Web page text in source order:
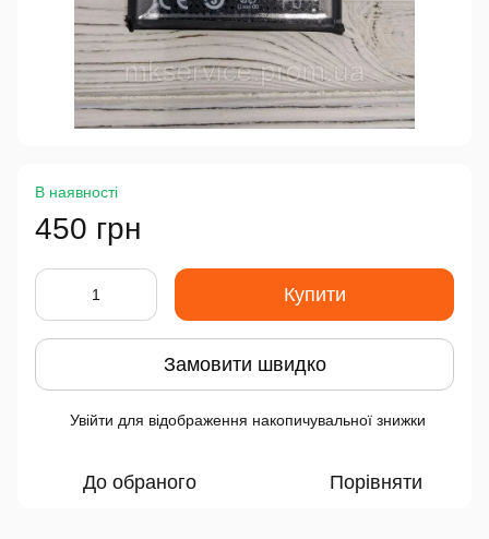
В наявності
450 грн
Купити
Замовити швидко
Увійти для відображення накопичувальної знижки
До обраного Порівняти